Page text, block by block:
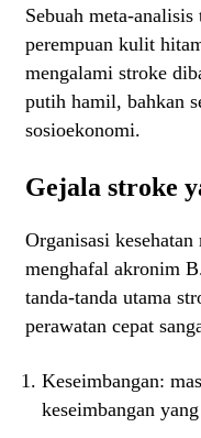
Sebuah meta-
perempuan kulit
mengalami stroke
putih hamil, bahkan
sosioekonomi.
Gejala stroke
Organisasi
menghafal akronim
tanda-tanda utama
perawatan cepat
Keseimbangan:
keseimbangan